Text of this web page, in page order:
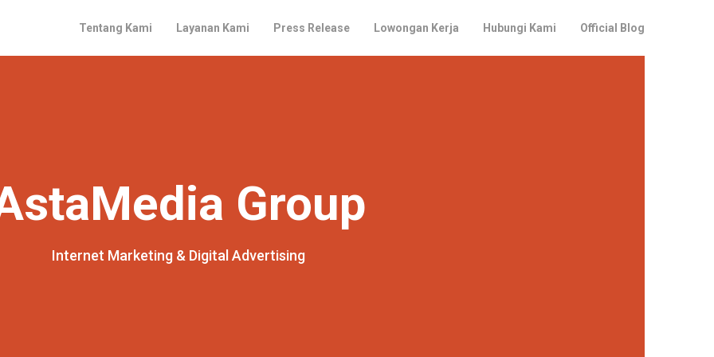
Tentang Kami Layanan Kami Press Release Lowongan Kerja Hubungi Kami Official Blog
Group
Internet Marketing & Digital Advertising